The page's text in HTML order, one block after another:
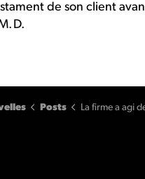
de son client
D.
Posts La firme a agi de façon juste et raisonnable en